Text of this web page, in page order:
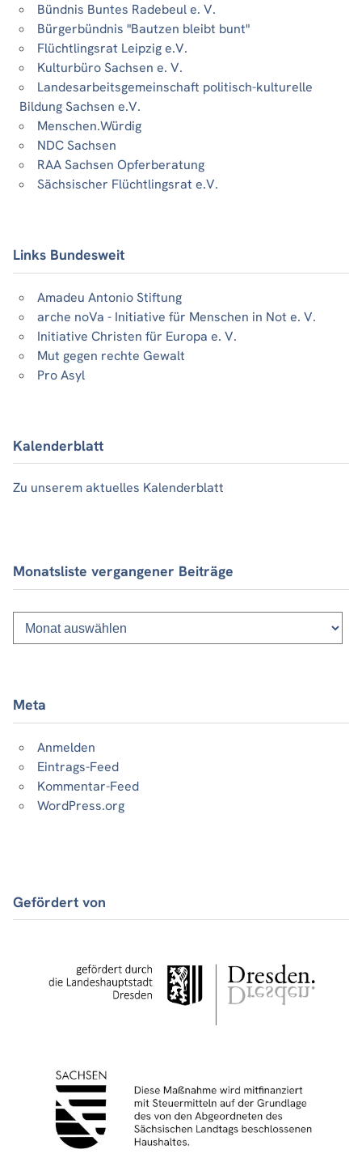
Bündnis Buntes Radebeul e. V.
Bürgerbündnis "Bautzen bleibt bunt"
Flüchtlingsrat Leipzig e.V.
Kulturbüro Sachsen e. V.
Landesarbeitsgemeinschaft politisch-kulturelle
Bildung Sachsen e.V.
Menschen.Würdig
NDC Sachsen
RAA Sachsen Opferberatung
Sächsischer Flüchtlingsrat e.V.
Links Bundesweit
Amadeu Antonio Stiftung
arche noVa - Initiative für Menschen in Not e. V.
Initiative Christen für Europa e. V.
Mut gegen rechte Gewalt
Pro Asyl
Kalenderblatt
Zu unserem aktuelles Kalenderblatt
Monatsliste vergangener Beiträge
Monatsliste
vergangener
Beiträge
Meta
Anmelden
Eintrags-Feed
Kommentar-Feed
WordPress.org
Gefördert von